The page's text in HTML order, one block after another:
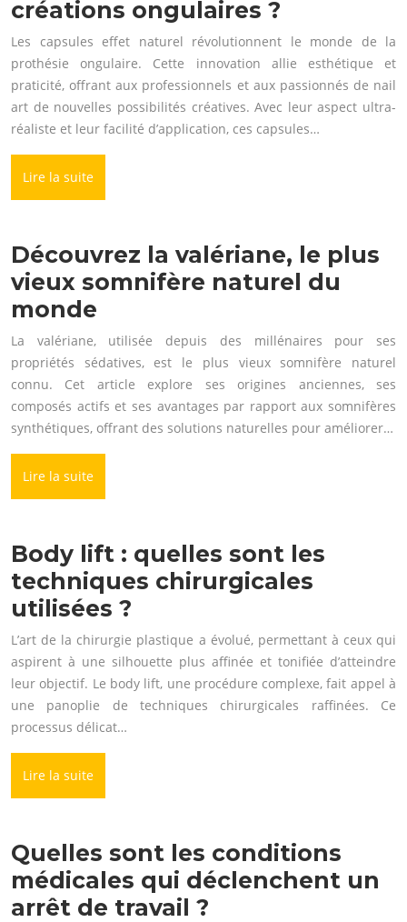
créations ongulaires ?
Les capsules effet naturel révolutionnent le monde de la
prothésie ongulaire. Cette innovation allie esthétique et
praticité, offrant aux professionnels et aux passionnés de nail
art de nouvelles possibilités créatives. Avec leur aspect ultra-
réaliste et leur facilité d’application, ces capsules…
Lire la suite
Découvrez la valériane, le plus
vieux somnifère naturel du
monde
La valériane, utilisée depuis des millénaires pour ses
propriétés sédatives, est le plus vieux somnifère naturel
connu. Cet article explore ses origines anciennes, ses
composés actifs et ses avantages par rapport aux somnifères
synthétiques, offrant des solutions naturelles pour améliorer…
Lire la suite
Body lift : quelles sont les
techniques chirurgicales
utilisées ?
L’art de la chirurgie plastique a évolué, permettant à ceux qui
aspirent à une silhouette plus affinée et tonifiée d’atteindre
leur objectif. Le body lift, une procédure complexe, fait appel à
une panoplie de techniques chirurgicales raffinées. Ce
processus délicat…
Lire la suite
Quelles sont les conditions
médicales qui déclenchent un
arrêt de travail ?